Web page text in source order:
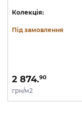
Колекція:
Під замовлення
2 874.90
грн/м2